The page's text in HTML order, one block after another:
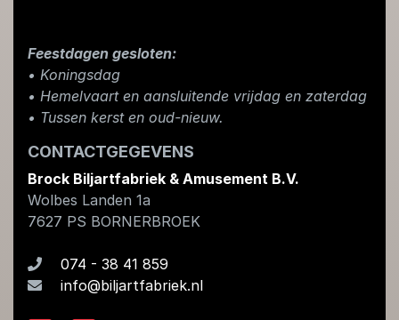
Feestdagen gesloten:
• Koningsdag
​• Hemelvaart en aansluitende vrijdag en zaterdag
• Tussen kerst en oud-nieuw.
CONTACTGEGEVENS
Brock Biljartfabriek & Amusement B.V.
Wolbes Landen 1a
7627 PS BORNERBROEK
074 - 38 41 859
info@biljartfabriek.nl